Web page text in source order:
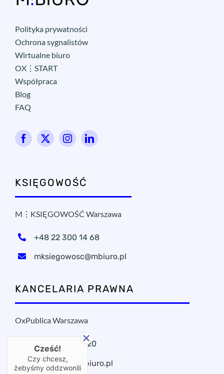
Polityka prywatności
Ochrona sygnalistów
Wirtualne biuro
OX⋮START
Współpraca
Blog
FAQ
KSIĘGOWOŚĆ
M⋮KSIĘGOWOŚĆ Warszawa
+48 22 300 14 68
mksiegowosc@mbiuro.pl
KANCELARIA PRAWNA
OxPublica Warszawa
+48 22 295 11 20
oxpublica@mbiuro.pl
Cześć!
Czy chcesz,
żebyśmy oddzwonili